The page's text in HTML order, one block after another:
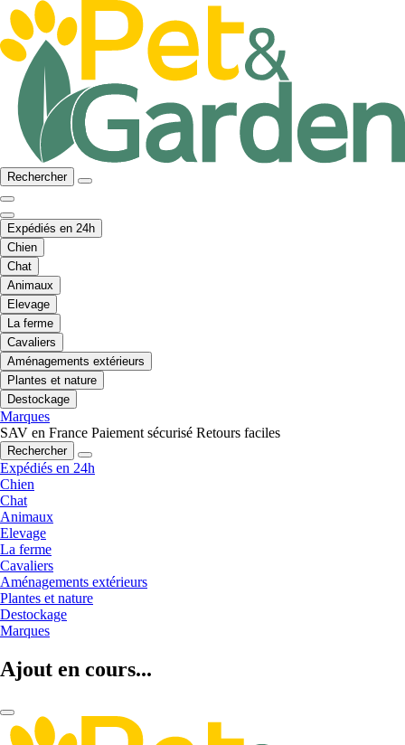
Rechercher
Expédiés en 24h
Chien
Chat
Animaux
Elevage
La ferme
Cavaliers
Aménagements extérieurs
Plantes et nature
Destockage
Marques
SAV en France Paiement sécurisé Retours faciles
Rechercher
Expédiés en 24h
Chien
Chat
Animaux
Elevage
La ferme
Cavaliers
Aménagements extérieurs
Plantes et nature
Destockage
Marques
Ajout en cours...